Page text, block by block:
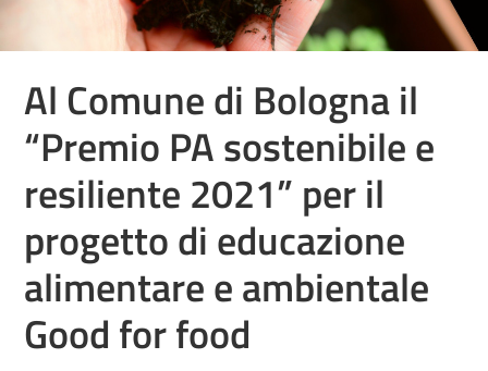
Al Comune di Bologna il
“Premio PA sostenibile e
resiliente 2021” per il
progetto di educazione
alimentare e ambientale
Good for food